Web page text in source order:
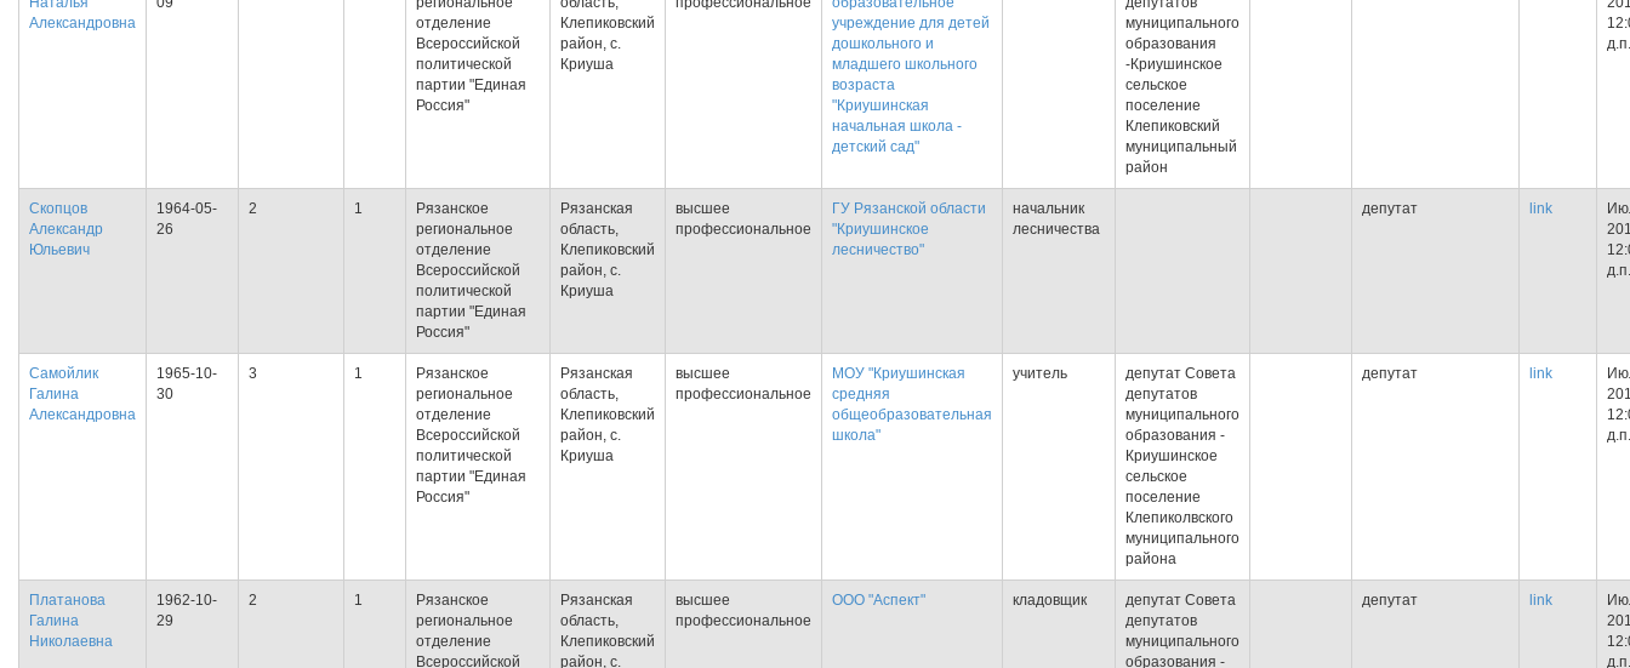
Александровна
отделение
Всероссийской
политической
партии "Единая
Россия"
Клепиковский
район, с.
Криуша
учреждение для детей
дошкольного и
младшего школьного
возраста
"Криушинская
начальная школа -
детский сад"
муниципального
образования
-Криушинское
сельское
поселение
Клепиковский
муниципальный
район
д.п.
Скопцов
Александр
Юльевич
1964-05-
26
2 1
Рязанское
региональное
отделение
Всероссийской
политической
партии "Единая
Россия"
Рязанская
область,
Клепиковский
район, с.
Криуша
высшее
профессиональное
ГУ Рязанской области
"Криушинское
лесничество"
начальник
лесничества
депутат link
д.п.
Самойлик
Галина
Александровна
1965-10-
30
3 1
Рязанское
региональное
отделение
Всероссийской
политической
партии "Единая
Россия"
Рязанская
область,
Клепиковский
район, с.
Криуша
высшее
профессиональное
МОУ "Криушинская
средняя
общеобразовательная
школа"
учитель
депутат Совета
депутатов
муниципального
образования -
Криушинское
сельское
поселение
Клепиколвского
муниципального
района
депутат link
д.п.
Платанова
Галина
Николаевна
1962-10-
29
2 1
Рязанское
региональное
отделение
Всероссийской
Рязанская
область,
Клепиковский
район, с.
высшее
профессиональное
ООО "Аспект" кладовщик
депутат Совета
депутатов
муниципального
образования -
депутат link
д.п.